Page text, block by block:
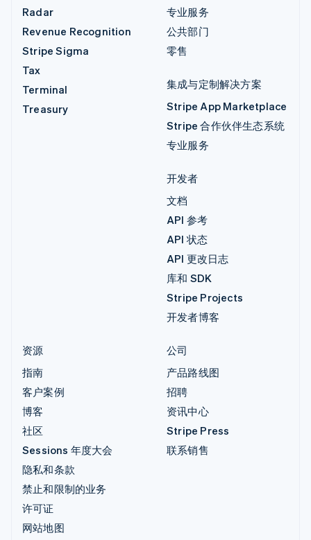
Radar
Revenue Recognition
Stripe Sigma
Tax
Terminal
Treasury
专业服务
公共部门
零售
集成与定制解决方案
Stripe App Marketplace
Stripe 合作伙伴生态系统
专业服务
开发者
文档
API 参考
API 状态
API 更改日志
库和 SDK
Stripe Projects
开发者博客
资源
指南
客户案例
博客
社区
Sessions 年度大会
隐私和条款
禁止和限制的业务
许可证
网站地图
公司
产品路线图
招聘
资讯中心
Stripe Press
联系销售